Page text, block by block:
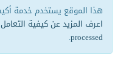
هذا الموقع يستخدم خدمة
اعرف المزيد عن كيفية
processed
.